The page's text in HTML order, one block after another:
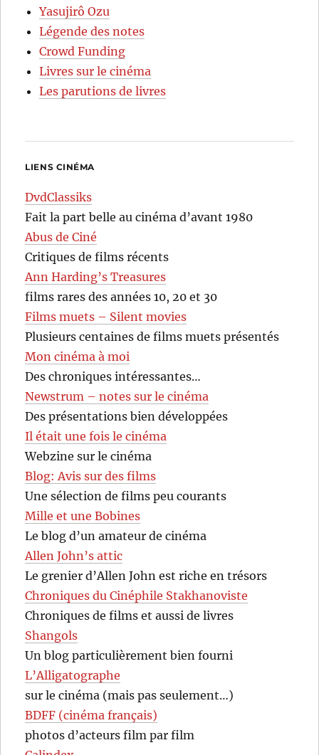
Yasujirô Ozu
Légende des notes
Crowd Funding
Livres sur le cinéma
Les parutions de livres
LIENS CINÉMA
DvdClassiks
Fait la part belle au cinéma d’avant 1980
Abus de Ciné
Critiques de films récents
Ann Harding’s Treasures
films rares des années 10, 20 et 30
Films muets – Silent movies
Plusieurs centaines de films muets présentés
Mon cinéma à moi
Des chroniques intéressantes…
Newstrum – notes sur le cinéma
Des présentations bien développées
Il était une fois le cinéma
Webzine sur le cinéma
Blog: Avis sur des films
Une sélection de films peu courants
Mille et une Bobines
Le blog d’un amateur de cinéma
Allen John’s attic
Le grenier d’Allen John est riche en trésors
Chroniques du Cinéphile Stakhanoviste
Chroniques de films et aussi de livres
Shangols
Un blog particulièrement bien fourni
L’Alligatographe
sur le cinéma (mais pas seulement…)
BDFF (cinéma français)
photos d’acteurs film par film